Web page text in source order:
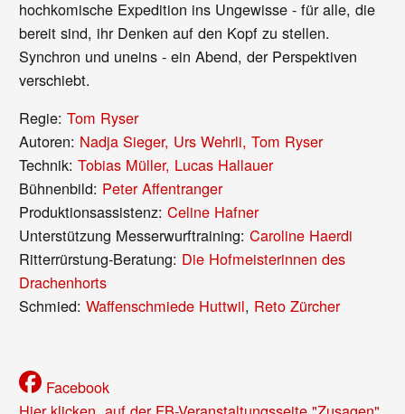
hochkomische Expedition ins Ungewisse - für alle, die
bereit sind, ihr Denken auf den Kopf zu stellen.
Synchron und uneins - ein Abend, der Perspektiven
verschiebt.
Regie:Tom Ryser
Autoren: Nadja Sieger, Urs Wehrli, Tom Ryser
Technik:Tobias Müller, Lucas Hallauer
Bühnenbild: Peter Affentranger
Produktionsassistenz:Celine Hafner
Unterstützung Messerwurftraining:Caroline Haerdi
Ritterrürstung-Beratung: Die Hofmeisterinnen des
Drachenhorts
Schmied:Waffenschmiede Huttwil, Reto Zürcher
Facebook